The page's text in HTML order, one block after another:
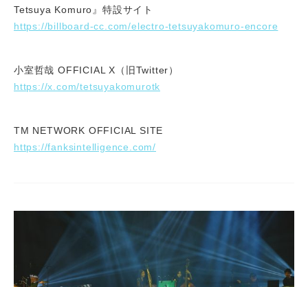
Tetsuya Komuro』特設サイト
https://billboard-cc.com/electro-tetsuyakomuro-encore
小室哲哉 OFFICIAL X（旧Twitter）
https://x.com/tetsuyakomurotk
TM NETWORK OFFICIAL SITE
https://fanksintelligence.com/